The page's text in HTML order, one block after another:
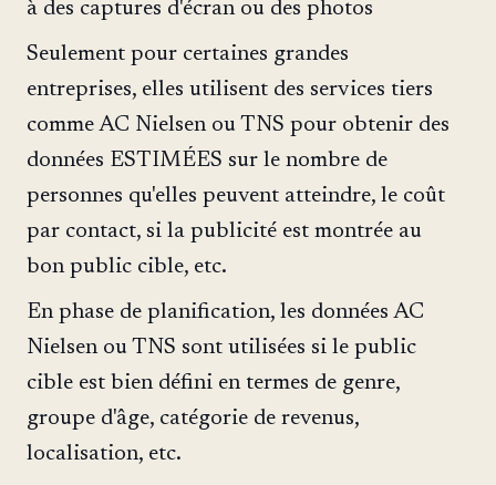
à des captures d'écran ou des photos
Seulement pour certaines grandes
entreprises, elles utilisent des services tiers
comme AC Nielsen ou TNS pour obtenir des
données ESTIMÉES sur le nombre de
personnes qu'elles peuvent atteindre, le coût
par contact, si la publicité est montrée au
bon public cible, etc.
En phase de planification, les données AC
Nielsen ou TNS sont utilisées si le public
cible est bien défini en termes de genre,
groupe d'âge, catégorie de revenus,
localisation, etc.